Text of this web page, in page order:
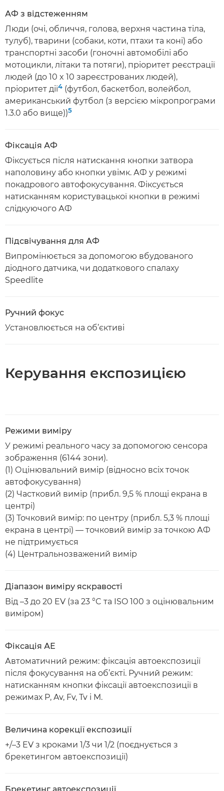
АФ з відстеженням
Люди (очі, обличчя, голова, верхня частина тіла,
тулуб), тварини (собаки, коти, птахи та коні) або
транспортні засоби (гоночні автомобілі або
мотоцикли, літаки та потяги), пріоритет реєстрації
людей (до 10 x 10 зареєстрованих людей),
пріоритет дії4 (футбол, баскетбол, волейбол,
американський футбол (з версією мікропрограми
1.3.0 або вище))5
Фіксація АФ
Фіксується після натискання кнопки затвора
наполовину або кнопки увімк. АФ у режимі
покадрового автофокусування. Фіксується
натисканням користувацької кнопки в режимі
слідкуючого АФ
Підсвічування для АФ
Випромінюється за допомогою вбудованого
діодного датчика, чи додаткового спалаху
Speedlite
Ручний фокус
Установлюється на об’єктиві
Керування експозицією
Режими виміру
У режимі реального часу за допомогою сенсора
зображення (6144 зони).
(1) Оцінювальний вимір (відносно всіх точок
автофокусування)
(2) Частковий вимір (прибл. 9,5 % площі екрана в
центрі)
(3) Точковий вимір: по центру (прибл. 5,3 % площі
екрана в центрі) — точковий вимір за точкою АФ
не підтримується
(4) Центральнозважений вимір
Діапазон виміру яскравості
Від –3 до 20 EV (за 23 °C та ISO 100 з оцінювальним
виміром)
Фіксація АЕ
Автоматичний режим: фіксація автоекспозиції
після фокусування на об’єкті. Ручний режим:
натисканням кнопки фіксації автоекспозиції в
режимах P, Av, Fv, Tv і M.
Величина корекції експозиції
+/–3 EV з кроками 1/3 чи 1/2 (поєднується з
брекетингом автоекспозиції)